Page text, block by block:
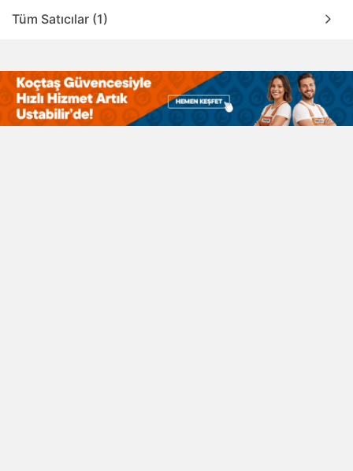
Tüm Satıcılar (1)